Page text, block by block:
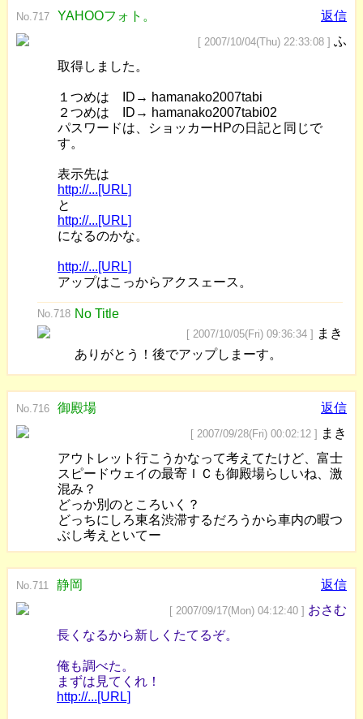
No.717 YAHOOフォト。 返信
[ 2007/10/04(Thu) 22:33:08 ] ふ
取得しました。
１つめは ID→ hamanako2007tabi
２つめは ID→ hamanako2007tabi02
パスワードは、ショッカーHPの日記と同じで
す。
表示先は
http://...[URL]
と
http://...[URL]
になるのかな。
http://...[URL]
アップはこっからアクスェース。
No.718 No Title
[ 2007/10/05(Fri) 09:36:34 ] まき
ありがとう！後でアップしまーす。
No.716 御殿場 返信
[ 2007/09/28(Fri) 00:02:12 ] まき
アウトレット行こうかなって考えてたけど、富士
スピードウェイの最寄ＩＣも御殿場らしいね、激
混み？
どっか別のところいく？
どっちにしろ東名渋滞するだろうから車内の暇つ
ぶし考えといてー
No.711 静岡 返信
[ 2007/09/17(Mon) 04:12:40 ] おさむ
長くなるから新しくたてるぞ。
俺も調べた。
まずは見てくれ！
http://...[URL]